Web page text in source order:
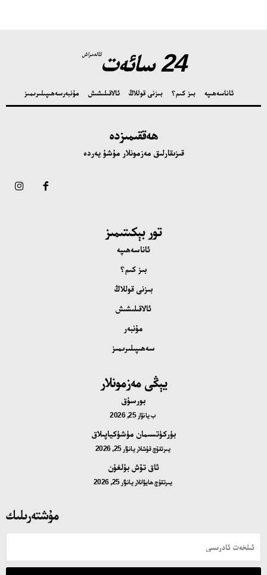
24 سائەت ئالدىراش
ئاناسەھىپە بىز كىم؟ بىزنى قوللاڭ ئالاقىلىشىش مۇنبەرسەھىپىلىرىمىز
ھەققىمىزدە
قىزىقارلىق مەزمونلار مۇشۇ يەردە
تور بېكىتىمىز
ئاناسەھىپە
بىز كىم؟
بىزنى قوللاڭ
ئالاقىلىشىش
مۇنبەر
سەھىپىلىرىمىز
يېڭى مەزمونلار
بورسۇق
بيانۋار 25, 2026
بۈركۈتسىمان مۈشۈكياپىلاق
يىرتقۇچ قۇشلار يانۋار 25, 2026
ئاق تۆش بۇلغۇن
يىرتقۇچ ھايۋانلار يانۋار 25, 2026
مۇشتەرىلىك